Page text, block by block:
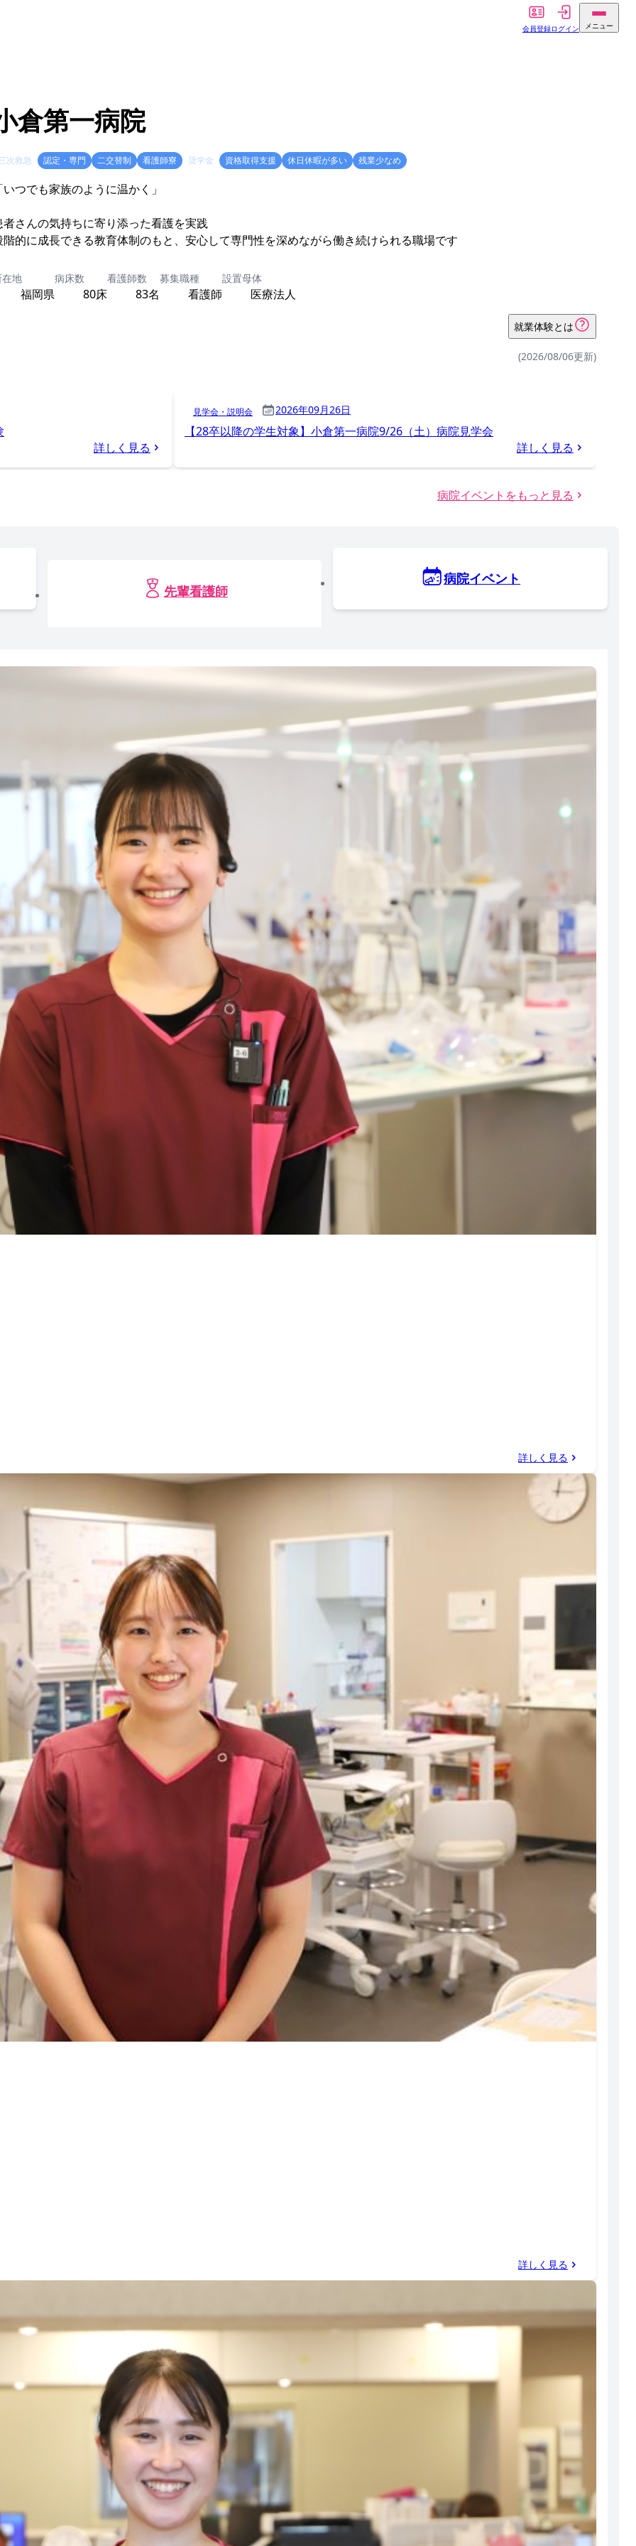
会員登録ログイン メニュー
倉第一病院
次救急 認定・専門 二交替制 看護師寮 奨学金 資格取得支援 休日休暇が多い 残業少なめ
いつでも家族のように温かく」
者さんの気持ちに寄り添った看護を実践
階的に成長できる教育体制のもと、安心して専門性を深めながら働き続けられる職場です
地
福岡県
病床数
80床
看護師数
83名
募集職種
看護師
設置母体
医療法人
就業体験とは
(2026/08/06更新)
詳しく見る
見学会・説明会 2026年09月26日
【28卒以降の学生対象】小倉第一病院9/26（土）病院見学会
詳しく見る
病院イベントをもっと見る
先輩看護師
病院イベント
詳しく見る
詳しく見る